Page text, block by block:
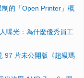
的「Open Printer」概
曝光：為什麼優秀員工
97 片未公開版《超級瑪